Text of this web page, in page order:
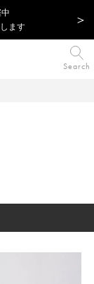
ます
Search